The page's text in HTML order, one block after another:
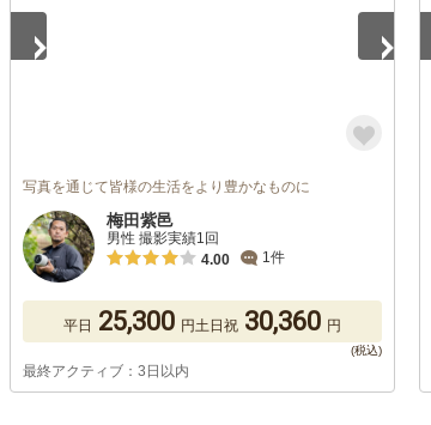
写真を通じて皆様の生活をより豊かなものに
梅田紫邑
男性 撮影実績1回
4.00
1件
平日 25,300 円土日祝 30,360 円
最終アクティブ：3日以内